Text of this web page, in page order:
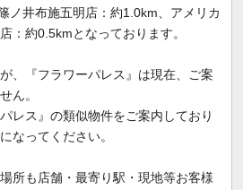
ノ井布施五明店：約1.0km、アメリカ
：約0.5kmとなっております。
、『フラワーパレス』は現在、ご案
ん。
レス』の類似物件をご案内しており
なってください。
所も店舗・最寄り駅・現地等お客様